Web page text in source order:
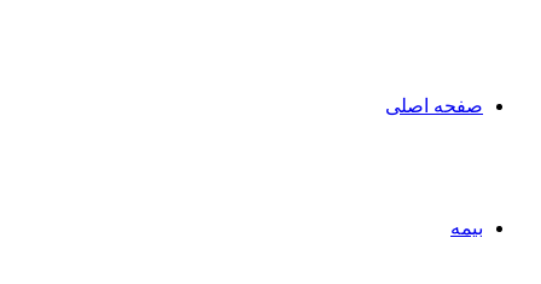
صفحه اصلی
بیمه